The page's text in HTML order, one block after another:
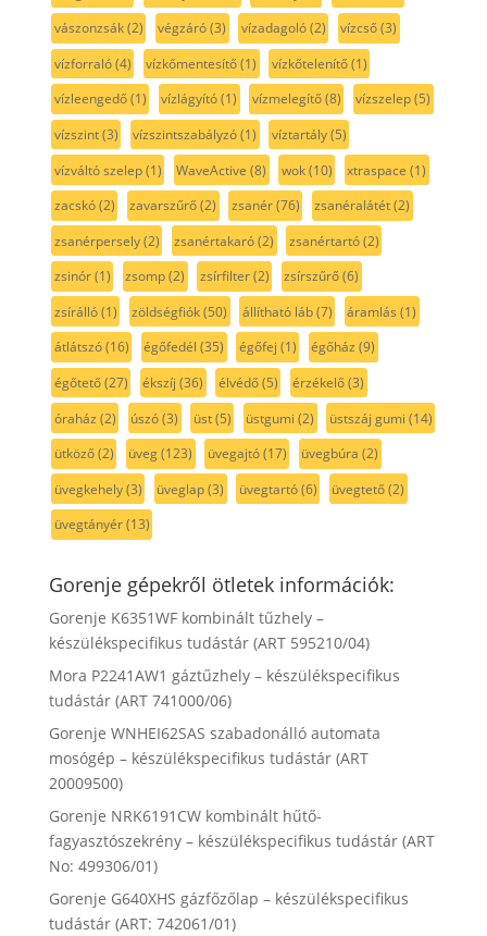
vászonzsák(2) végzáró(3) vízadagoló(2) vízcső(3)
vízforraló(4) vízkőmentesítő(1) vízkőtelenítő(1)
vízleengedő(1) vízlágyító(1) vízmelegítő(8) vízszelep(5)
vízszint(3) vízszintszabályzó(1) víztartály(5)
vízváltó szelep(1) WaveActive (8) wok(10) xtraspace (1)
zacskó(2) zavarszűrő(2) zsanér(76) zsanéralátét(2)
zsanérpersely(2) zsanértakaró(2) zsanértartó(2)
zsinór(1) zsomp(2) zsírfilter(2) zsírszűrő(6)
zsírálló(1) zöldségfiók(50) állítható láb(7) áramlás (1)
átlátszó(16) égőfedél (35) égőfej (1) égőház (9)
égőtető(27) ékszíj (36) élvédő(5) érzékelő(3)
óraház (2) úszó(3) üst(5) üstgumi (2) üstszáj gumi (14)
ütköző(2) üveg(123) üvegajtó(17) üvegbúra (2)
üvegkehely(3) üveglap(3) üvegtartó(6) üvegtető(2)
üvegtányér(13)
Gorenje gépekről ötletek információk:
Gorenje K6351WF kombinált tűzhely –
készülékspecifikus tudástár (ART 595210/04)
Mora P2241AW1 gáztűzhely – készülékspecifikus
tudástár (ART 741000/06)
Gorenje WNHEI62SAS szabadonálló automata
mosógép – készülékspecifikus tudástár (ART
20009500)
Gorenje NRK6191CW kombinált hűtő-
fagyasztószekrény – készülékspecifikus tudástár (ART
No: 499306/01)
Gorenje G640XHS gázfőzőlap – készülékspecifikus
tudástár (ART: 742061/01)